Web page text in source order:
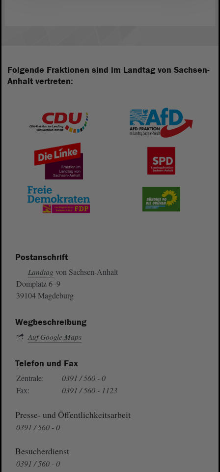
Folgende Fraktionen sind im Landtag von Sachsen-
Anhalt vertreten:
Postanschrift
Landtag von Sachsen-Anhalt
Domplatz 6–9
39104 Magdeburg
Wegbeschreibung
Auf Google Maps
Telefon und Fax
Zentrale:
0391 / 560 - 0
Fax:
0391 / 560 - 1123
Presse- und Öffentlichkeitsarbeit
0391 / 560 - 0
Besucherdienst
0391 / 560 - 0